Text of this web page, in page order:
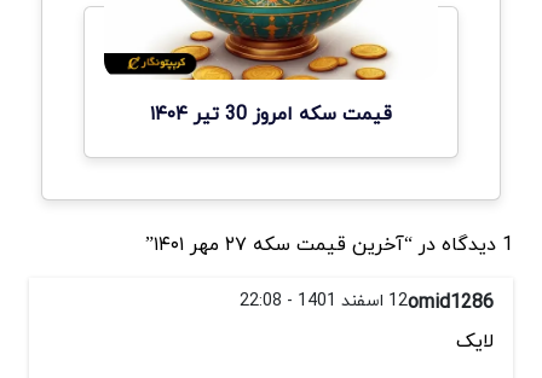
قیمت سکه امروز 30 تیر ۱۴۰۴
1 دیدگاه در “آخرین قیمت سکه ۲۷ مهر ۱۴۰۱”
omid128612 اسفند 1401 - 22:08
لایک